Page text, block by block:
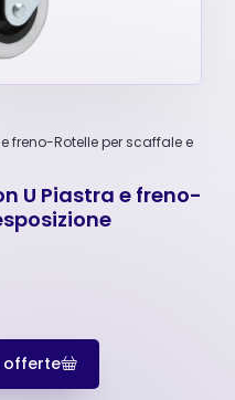
freno-Rotelle per scaffale e
U Piastra e freno-
offerte